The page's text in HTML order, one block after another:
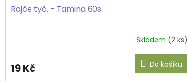
Rajče tyč. - Tamina 60s
Skladem (2 ks)
19 Kč Do košíku